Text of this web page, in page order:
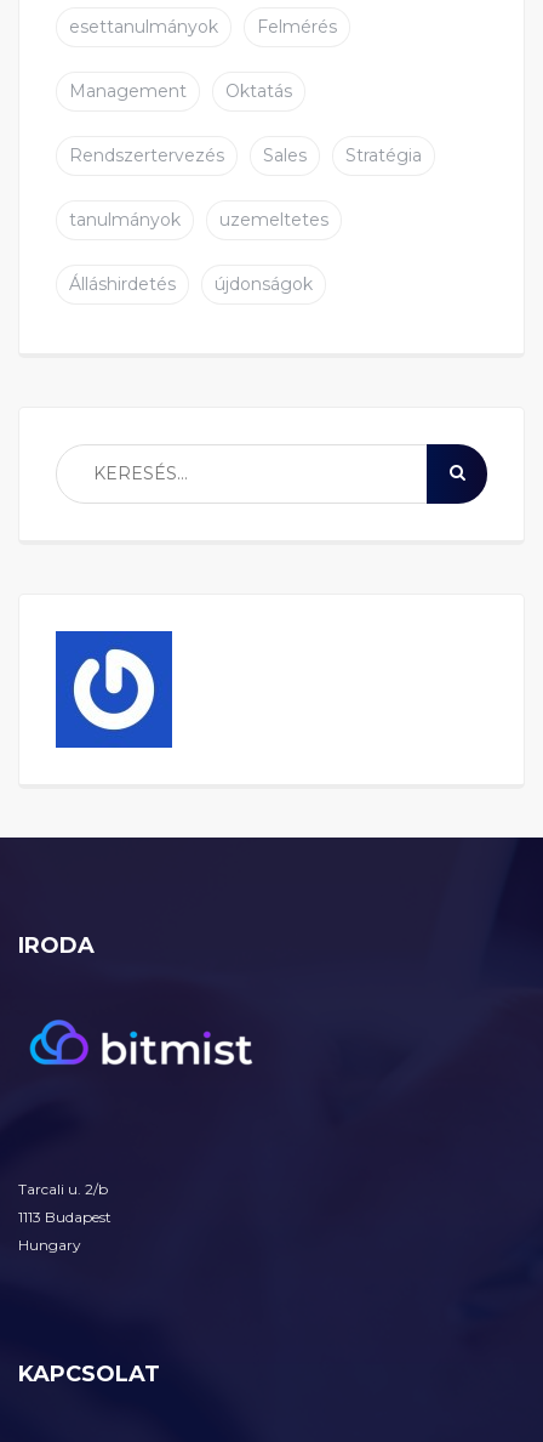
esettanulmányok Felmérés
Management Oktatás
Rendszertervezés Sales Stratégia
tanulmányok uzemeltetes
Álláshirdetés újdonságok
IRODA
Tarcali u. 2/b
1113 Budapest
Hungary
KAPCSOLAT